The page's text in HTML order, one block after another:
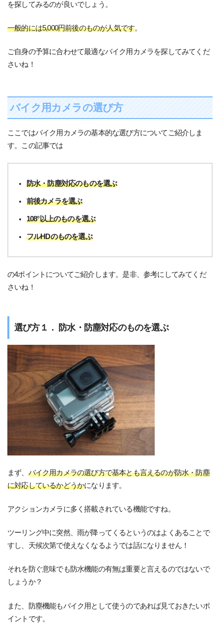
を探してみるのが良いでしょう。
一般的には5,000円前後のものが人気です。
ご自身の予算に合わせて最適なバイク用カメラを探してみてくだ
さいね！
バイク用カメラの選び方
ここではバイク用カメラの基本的な選び方についてご紹介しま
す。この記事では
防水・防塵対応のものを選ぶ
前後カメラを選ぶ
108°以上のものを選ぶ
フルHDのものを選ぶ
の4ポイントについてご紹介します。是非、参考にしてみてくだ
さいね！
選び方１． 防水・防塵対応のものを選ぶ
まず、 バイク用カメラの選び方で基本とも言えるのが防水・防塵
に対応しているかどうかになります。
アクションカメラに多く搭載されている機能ですね。
ツーリング中に突然、雨が降ってくるというのはよくあることで
すし、天候次第で使えなくなるようでは話になりません！
それを防ぐ意味でも防水機能の有無は重要と言えるのではないで
しょうか？
また、防塵機能もバイク用として使うのであれば見ておきたいポ
イントです。